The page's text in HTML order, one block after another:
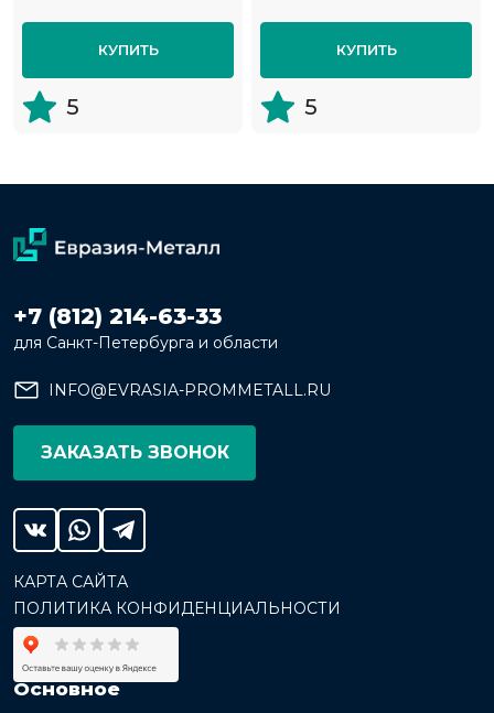
КУПИТЬ
5
КУПИТЬ
5
+7 (812) 214-63-33
для Санкт-Петербурга и области
INFO@EVRASIA-PROMMETALL.RU
ЗАКАЗАТЬ ЗВОНОК
КАРТА САЙТА
ПОЛИТИКА КОНФИДЕНЦИАЛЬНОСТИ
Основное